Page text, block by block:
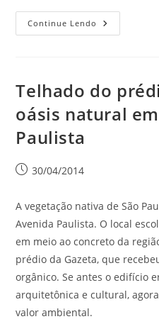
Continue Lendo
Telhado do
oásis natural
Paulista
30/04/2014
A vegetação nativa de São
Avenida Paulista. O local
em meio ao concreto da
prédio da Gazeta, que
orgânico. Se antes o edifício
arquitetônica e cultural,
valor ambiental.